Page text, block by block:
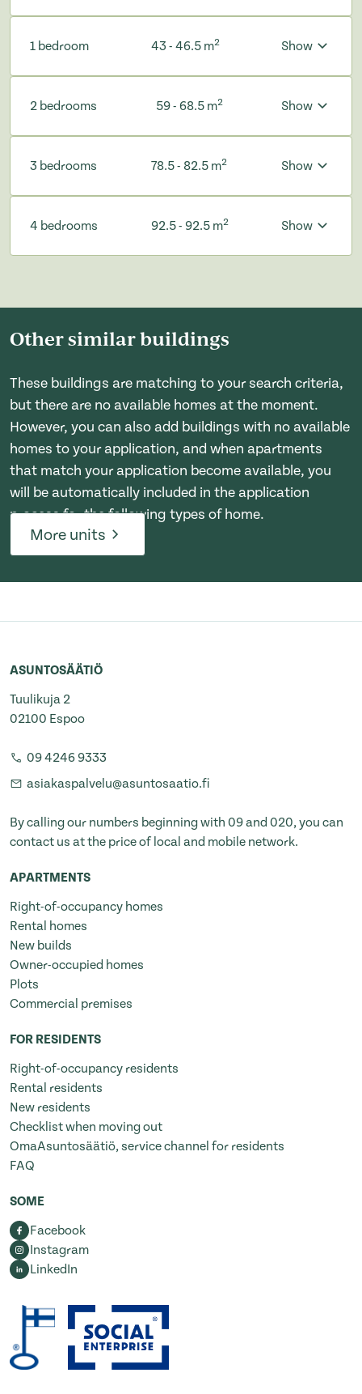
1 bedroom 43 - 46.5 m2 Show
2 bedrooms 59 - 68.5 m2 Show
3 bedrooms 78.5 - 82.5 m2 Show
4 bedrooms 92.5 - 92.5 m2 Show
Other similar buildings
These buildings are matching to your search criteria,
but there are no available homes at the moment.
However, you can also add buildings with no available
homes to your application, and when apartments
that match your application become available, you
will be automatically included in the application
process for the following types of home.
More units
ASUNTOSÄÄTIÖ
Tuulikuja 2
02100 Espoo
09 4246 9333
asiakaspalvelu@asuntosaatio.fi
By calling our numbers beginning with 09 and 020, you can
contact us at the price of local and mobile network.
APARTMENTS
Right-of-occupancy homes
Rental homes
New builds
Owner-occupied homes
Plots
Commercial premises
FOR RESIDENTS
Right-of-occupancy residents
Rental residents
New residents
Checklist when moving out
OmaAsuntosäätiö, service channel for residents
FAQ
SOME
Facebook
Instagram
LinkedIn